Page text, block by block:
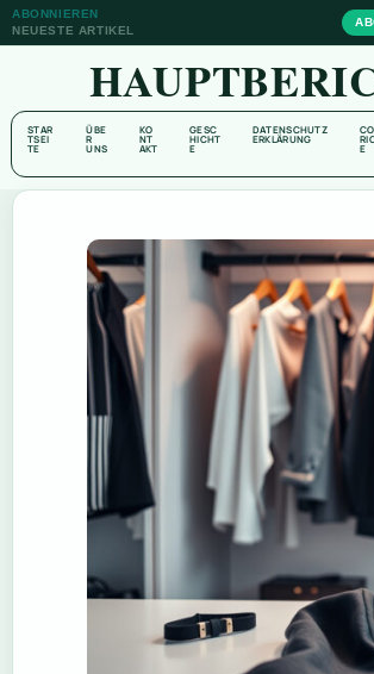
ABONNIEREN
NEUESTE ARTIKEL
STAR
TSEI
TE
ÜBE
R
UNS
KO
NT
AKT
GESC
HICHT
E
DATENSCHUTZ
ERKLÄRUNG
E